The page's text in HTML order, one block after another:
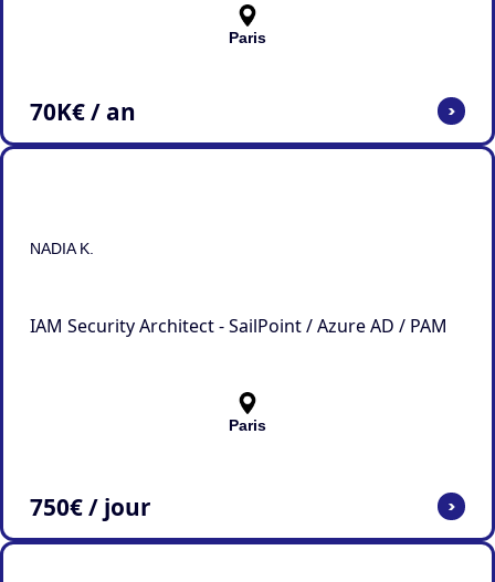
Paris
70K€ / an >
NADIA K.
IAM Security Architect - SailPoint / Azure AD / PAM
Paris
750€ / jour >